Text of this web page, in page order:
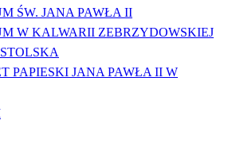
ŚW. JANA PAWŁA II
W KALWARII ZEBRZYDOWSKIEJ
PAPIESKI JANA PAWŁA II W